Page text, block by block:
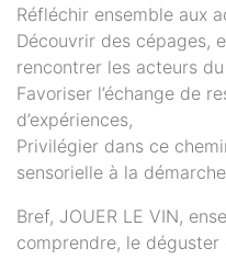
Réfléchir ensemble aux
Découvrir des cépages,
rencontrer les acteurs
Favoriser l’échange de
d’expériences,
Privilégier dans ce
sensorielle à la
Bref, JOUER LE VIN,
comprendre, le